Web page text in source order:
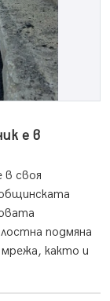
е в
в своя
подмяна
както и